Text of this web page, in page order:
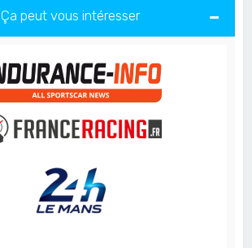
Ça peut vous intéresser